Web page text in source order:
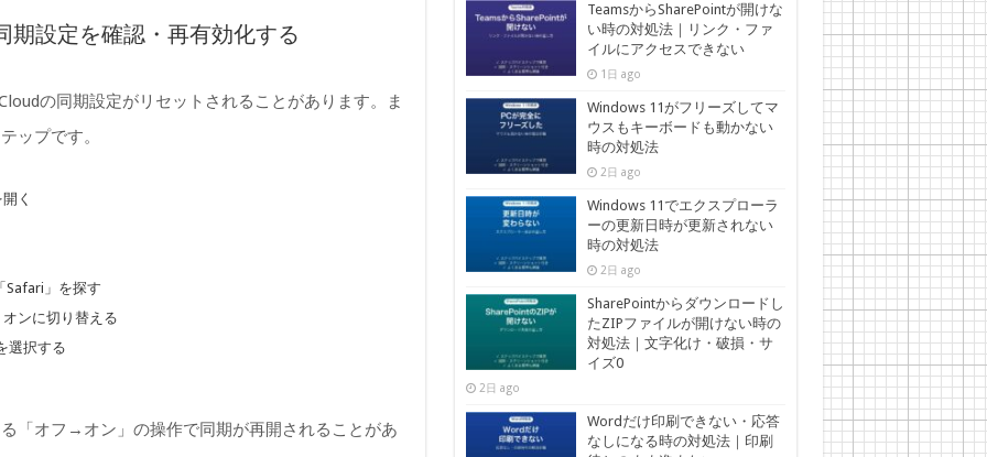
期設定を確認・再有効化する
の同期設定がリセットされることがあります。ま
ップです。
く
Safari」を探す
ンに切り替える
選択する
「オフ→オン」の操作で同期が再開されることがあ
TeamsからSharePointが開けな
い時の対処法｜リンク・ファ
イルにアクセスできない
1日 ago
Windows 11がフリーズしてマ
ウスもキーボードも動かない
時の対処法
2日 ago
Windows 11でエクスプローラ
ーの更新日時が更新されない
時の対処法
2日 ago
SharePointからダウンロードし
たZIPファイルが開けない時の
対処法｜文字化け・破損・サ
イズ0
2日 ago
Wordだけ印刷できない・応答
なしになる時の対処法｜印刷